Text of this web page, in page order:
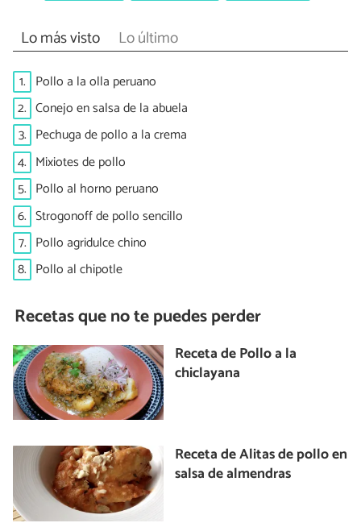
Lo más visto Lo último
1. Pollo a la olla peruano
2. Conejo en salsa de la abuela
3. Pechuga de pollo a la crema
4. Mixiotes de pollo
5. Pollo al horno peruano
6. Strogonoff de pollo sencillo
7. Pollo agridulce chino
8. Pollo al chipotle
Recetas que no te puedes perder
Receta de Pollo a la
chiclayana
Receta de Alitas de pollo en
salsa de almendras